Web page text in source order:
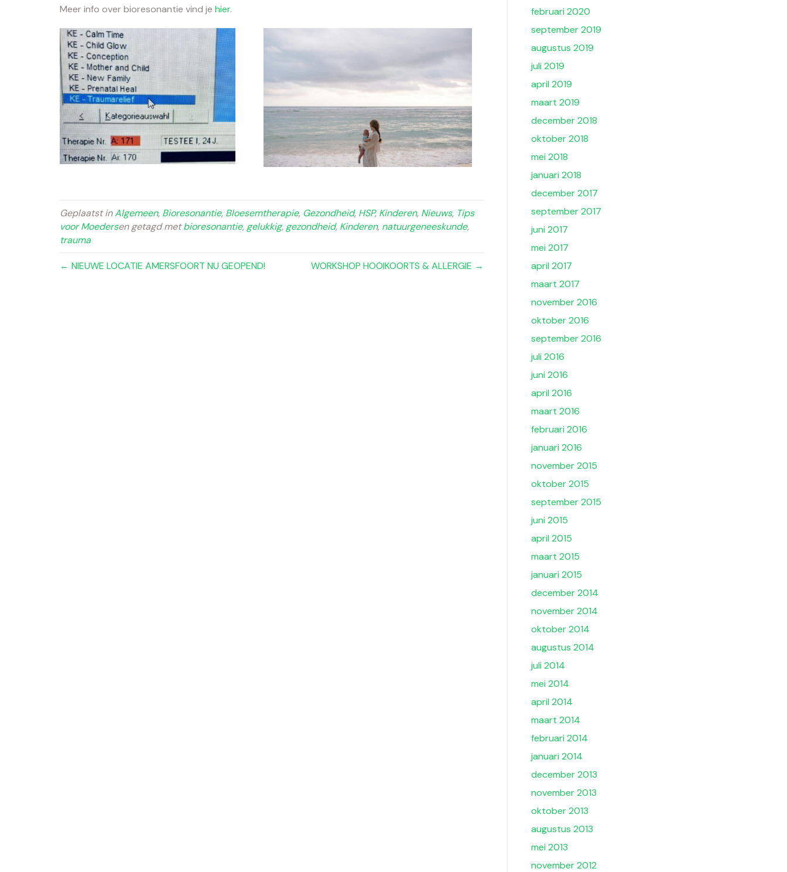
Meer info over bioresonantie vind je hier.
Geplaatst inAlgemeen, Bioresonantie, Bloesemtherapie, Gezondheid, HSP, Kinderen, Nieuws, Tips
voor Moedersen getagd metbioresonantie,gelukkig,gezondheid, Kinderen, natuurgeneeskunde,
trauma
← NIEUWE LOCATIE AMERSFOORT NU GEOPEND! WORKSHOP HOOIKOORTS & ALLERGIE →
februari 2020
september 2019
augustus 2019
juli 2019
april 2019
maart 2019
december 2018
oktober 2018
mei 2018
januari 2018
december 2017
september 2017
juni 2017
mei 2017
april 2017
maart 2017
november 2016
oktober 2016
september 2016
juli 2016
juni 2016
april 2016
maart 2016
februari 2016
januari 2016
november 2015
oktober 2015
september 2015
juni 2015
april 2015
maart 2015
januari 2015
december 2014
november 2014
oktober 2014
augustus 2014
juli 2014
mei 2014
april 2014
maart 2014
februari 2014
januari 2014
december 2013
november 2013
oktober 2013
augustus 2013
mei 2013
november 2012